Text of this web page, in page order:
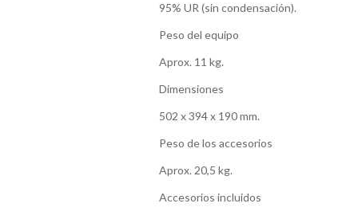
95% UR (sin condensación).
Peso del equipo
Aprox. 11 kg.
Dimensiones
502 x 394 x 190 mm.
Peso de los accesorios
Aprox. 20,5 kg.
Accesorios incluidos